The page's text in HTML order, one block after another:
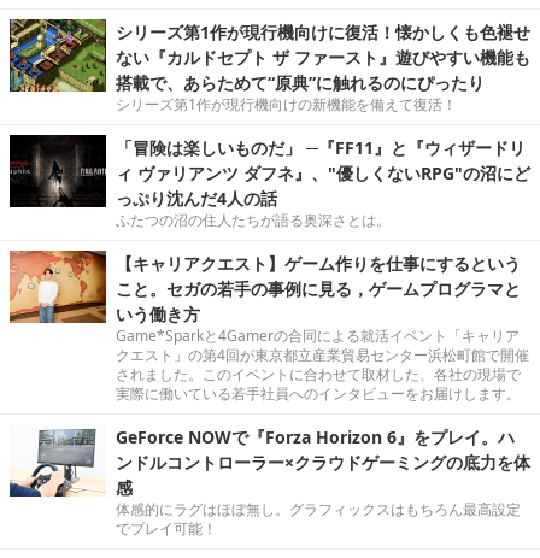
シリーズ第1作が現行機向けに復活！懐かしくも色褪せ
ない『カルドセプト ザ ファースト』遊びやすい機能も
搭載で、あらためて“原典”に触れるのにぴったり
シリーズ第1作が現行機向けの新機能を備えて復活！
「冒険は楽しいものだ」 ─『FF11』と『ウィザードリ
ィ ヴァリアンツ ダフネ』、"優しくないRPG"の沼にど
っぷり沈んだ4人の話
ふたつの沼の住人たちが語る奥深さとは。
【キャリアクエスト】ゲーム作りを仕事にするという
こと。セガの若手の事例に見る，ゲームプログラマと
いう働き方
Game*Sparkと4Gamerの合同による就活イベント「キャリア
クエスト」の第4回が東京都立産業貿易センター浜松町館で開催
されました。このイベントに合わせて取材した、各社の現場で
実際に働いている若手社員へのインタビューをお届けします。
GeForce NOWで『Forza Horizon 6』をプレイ。ハ
ンドルコントローラー×クラウドゲーミングの底力を体
感
体感的にラグはほぼ無し。グラフィックスはもちろん最高設定
でプレイ可能！